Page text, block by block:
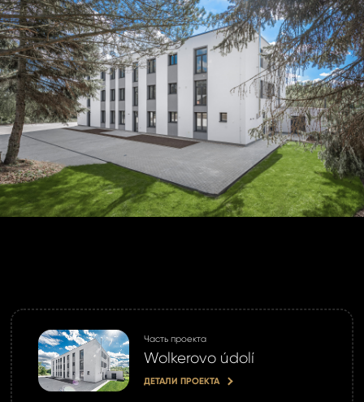
Часть проекта
Wolkerovo údolí
ДЕТАЛИ ПРОЕКТА